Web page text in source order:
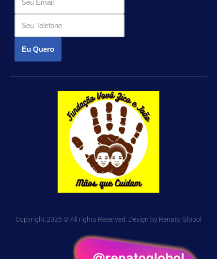
Eu Quero
Copyright 2026 © All rights Reserved. Design by Renato Globol